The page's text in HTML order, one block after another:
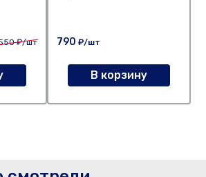
₽/шт 790 ₽/шт
В корзину